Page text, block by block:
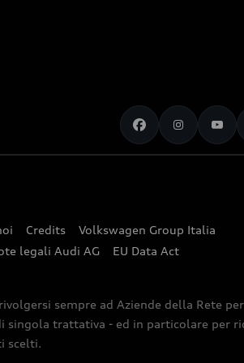
Credits
Volkswagen Group Italia
legali Audi AG
EU Data Act
sempre ad Aziende della Rete per
trattativa - ed in particolare per
scelti.